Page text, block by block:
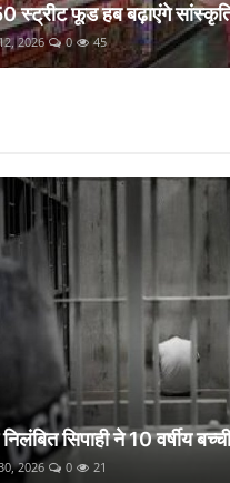
स्ट्रीट फूड हब बढ़ाएंगे
2026 0 45
सिपाही ने 10 वर्षीय
2026 0 21